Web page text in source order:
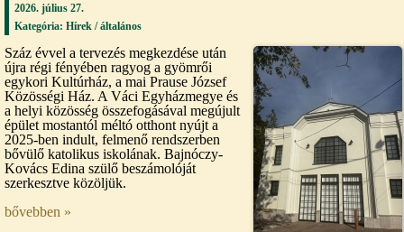
2026. július 27.
Kategória: Hírek /általános
Száz évvel a tervezés megkezdése után
újra régi fényében ragyog a gyömrői
egykori Kultúrház, a mai Prause József
Közösségi Ház. A Váci Egyházmegye és
a helyi közösség összefogásával megújult
épület mostantól méltó otthont nyújt a
2025-ben indult, felmenő rendszerben
bővülő katolikus iskolának. Bajnóczy-
Kovács Edina szülő beszámolóját
szerkesztve közöljük.
bővebben »